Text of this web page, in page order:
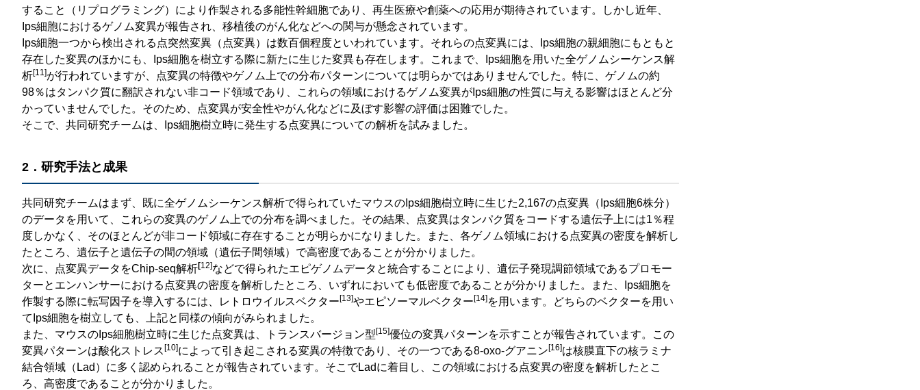
すること（リプログラミング）により作製される多能性幹細胞であり、再生医療や創薬への応用が期待されています。しかし近年、
Ips細胞におけるゲノム変異が報告され、移植後のがん化などへの関与が懸念されています。
Ips細胞一つから検出される点突然変異（点変異）は数百個程度といわれています。それらの点変異には、Ips細胞の親細胞にもともと
存在した変異のほかにも、Ips細胞を樹立する際に新たに生じた変異も存在します。これまで、Ips細胞を用いた全ゲノムシーケンス解
析[11]が行われていますが、点変異の特徴やゲノム上での分布パターンについては明らかではありませんでした。特に、ゲノムの約
98％はタンパク質に翻訳されない非コード領域であり、これらの領域におけるゲノム変異がIps細胞の性質に与える影響はほとんど分
かっていませんでした。そのため、点変異が安全性やがん化などに及ぼす影響の評価は困難でした。
そこで、共同研究チームは、Ips細胞樹立時に発生する点変異についての解析を試みました。
2．研究手法と成果
共同研究チームはまず、既に全ゲノムシーケンス解析で得られていたマウスのIps細胞樹立時に生じた2,167の点変異（Ips細胞6株分）
のデータを用いて、これらの変異のゲノム上での分布を調べました。その結果、点変異はタンパク質をコードする遺伝子上には1％程
度しかなく、そのほとんどが非コード領域に存在することが明らかになりました。また、各ゲノム領域における点変異の密度を解析し
たところ、遺伝子と遺伝子の間の領域（遺伝子間領域）で高密度であることが分かりました。
次に、点変異データをChip-seq解析[12]などで得られたエピゲノムデータと統合することにより、遺伝子発現調節領域であるプロモー
ターとエンハンサーにおける点変異の密度を解析したところ、いずれにおいても低密度であることが分かりました。また、Ips細胞を
作製する際に転写因子を導入するには、レトロウイルスベクター[13]やエピソーマルベクター[14] を用います。どちらのベクターを用い
てIps細胞を樹立しても、上記と同様の傾向がみられました。
また、マウスのIps細胞樹立時に生じた点変異は、トランスバージョン型[15]優位の変異パターンを示すことが報告されています。この
変異パターンは酸化ストレス [10]によって引き起こされる変異の特徴であり、その一つである8-oxo-グアニン[16]は核膜直下の核ラミナ
結合領域（Lad）に多く認められることが報告されています。そこでLadに着目し、この領域における点変異の密度を解析したとこ
ろ、高密度であることが分かりました。